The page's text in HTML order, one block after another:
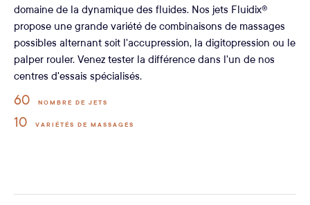
domaine de la dynamique des fluides. Nos jets Fluidix®
propose une grande variété de combinaisons de massages
possibles alternant soit l'accupression, la digitopression ou le
palper rouler. Venez tester la différence dans l'un de nos
centres d'essais spécialisés.
60 NOMBRE DE JETS
10 VARIÉTÉS DE MASSAGES